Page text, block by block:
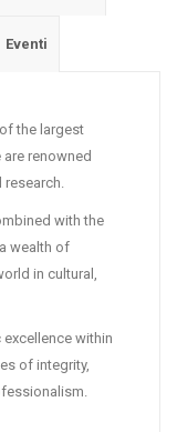
Eventi
the largest
renowned
with the
wealth of
in cultural,
within
of integrity,